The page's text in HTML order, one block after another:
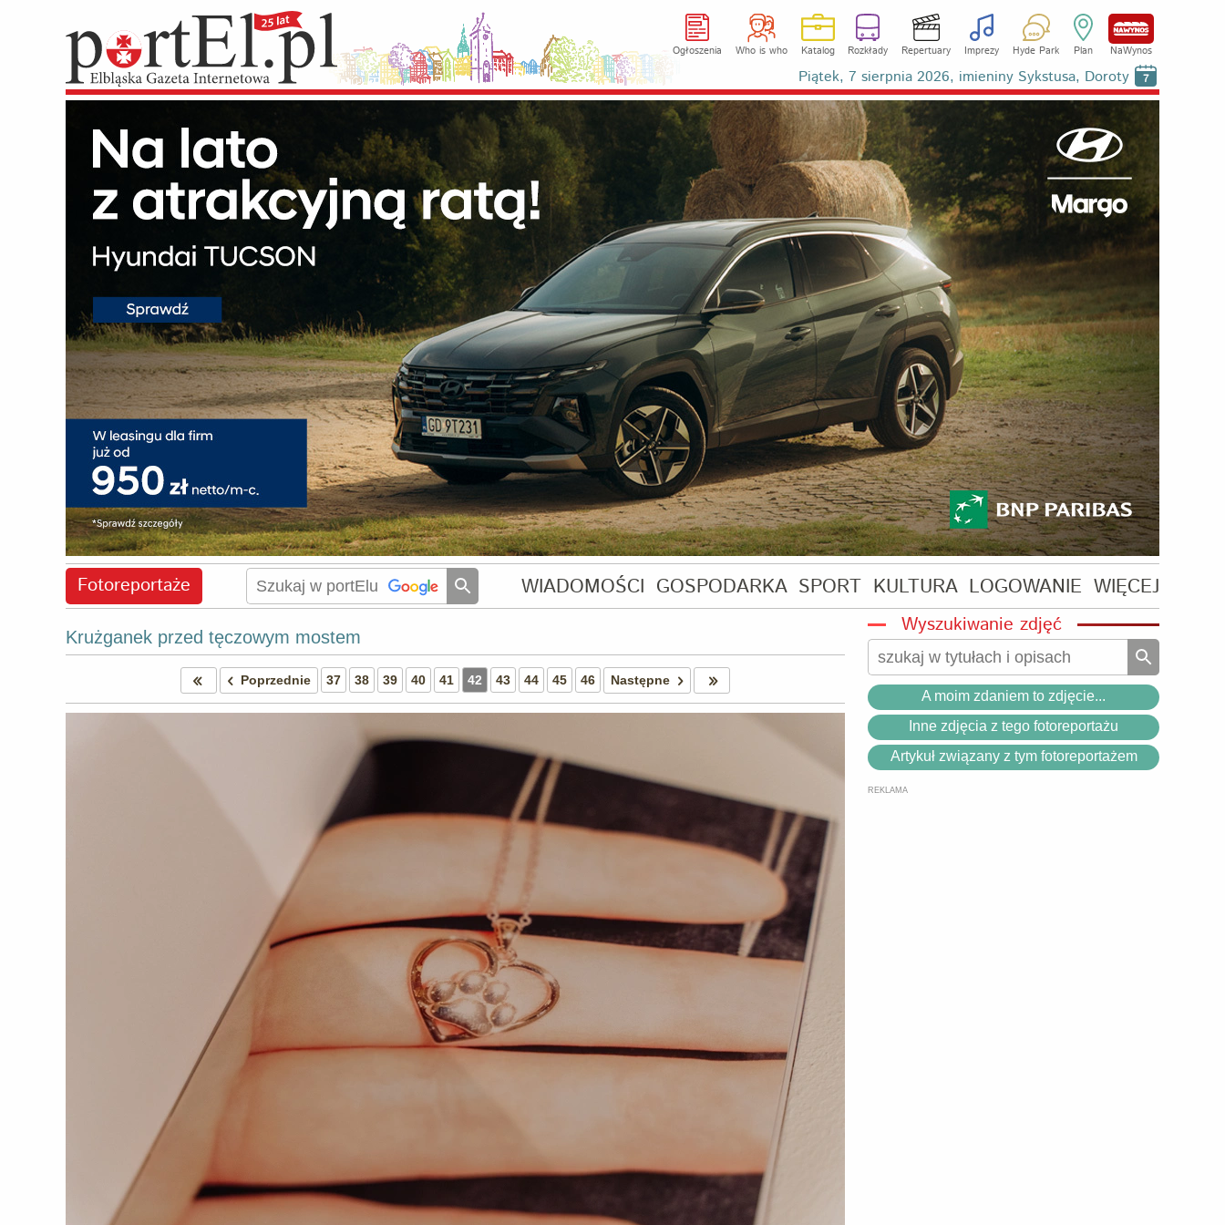
Ogłoszenia Who is who Katalog Rozkłady Repertuary Imprezy Hyde Park Plan NaWynos
Piątek, 7 sierpnia 2026, imieniny Sykstusa, Doroty 7
Fotoreportaże WIADOMOŚCI GOSPODARKA SPORT KULTURA LOGOWANIE WIĘCEJ
Krużganek przed tęczowym mostem
Poprzednie 37 38 39 40 41 42 43 44 45 46 Następne
Wyszukiwanie zdjęć
A moim zdaniem to zdjęcie...
Inne zdjęcia z tego fotoreportażu
Artykuł związany z tym fotoreportażem